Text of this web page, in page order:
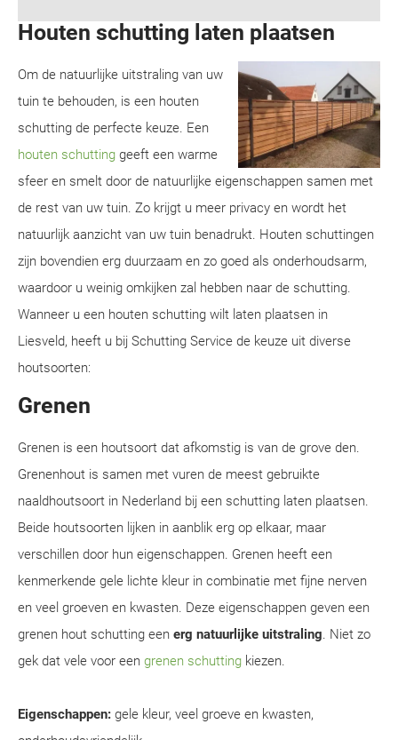
Houten schutting laten plaatsen
Om de natuurlijke uitstraling van uw
tuin te behouden, is een houten
schutting de perfecte keuze. Een
houten schutting geeft een warme
sfeer en smelt door de natuurlijke eigenschappen samen met
de rest van uw tuin. Zo krijgt u meer privacy en wordt het
natuurlijk aanzicht van uw tuin benadrukt. Houten schuttingen
zijn bovendien erg duurzaam en zo goed als onderhoudsarm,
waardoor u weinig omkijken zal hebben naar de schutting.
Wanneer u een houten schutting wilt laten plaatsen in
Liesveld, heeft u bij Schutting Service de keuze uit diverse
houtsoorten:
Grenen
Grenen is een houtsoort dat afkomstig is van de grove den.
Grenenhout is samen met vuren de meest gebruikte
naaldhoutsoort in Nederland bij een schutting laten plaatsen.
Beide houtsoorten lijken in aanblik erg op elkaar, maar
verschillen door hun eigenschappen. Grenen heeft een
kenmerkende gele lichte kleur in combinatie met fijne nerven
en veel groeven en kwasten. Deze eigenschappen geven een
grenen hout schutting een erg natuurlijke uitstraling. Niet zo
gek dat vele voor een grenen schutting kiezen.
Eigenschappen: gele kleur, veel groeve en kwasten,